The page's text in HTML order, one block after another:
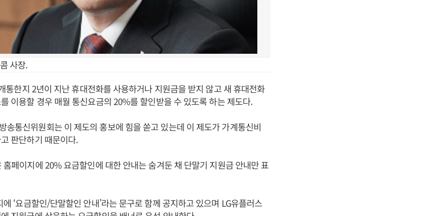
사장.
통한지 2년이 지난 휴대전화를 사용하거나 지원금을 받지 않고 새 휴대전화
이용할 경우 매월 통신요금의 20%를 할인받을 수 있도록 하는 제도다.
송통신위원회는 이 제도의 홍보에 힘을 쏟고 있는데 이 제도가 가계통신비
판단하기 때문이다.
페이지에 20% 요금할인에 대한 안내는 숨겨둔 채 단말기 지원금 안내만 표
‘요금할인/단말할인 안내’라는 문구로 함께 공지하고 있으며 LG유플러스